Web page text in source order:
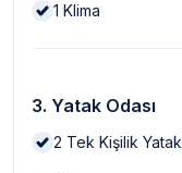
1 Klima
3. Yatak Odası
2 Tek Kişilik Yatak